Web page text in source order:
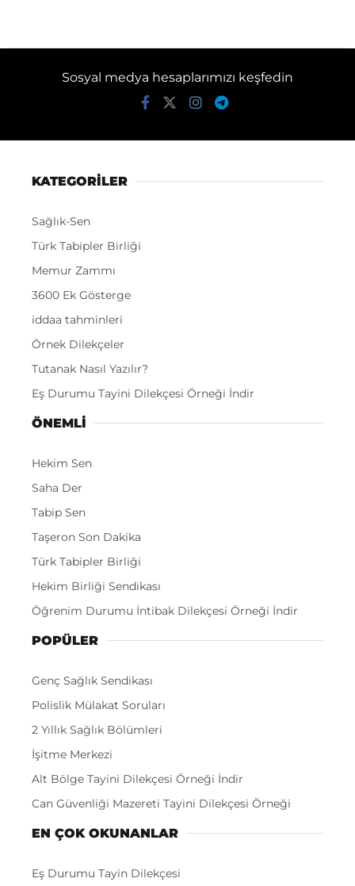
Sosyal medya hesaplarımızı keşfedin
KATEGORİLER
Sağlık-Sen
Türk Tabipler Birliği
Memur Zammı
3600 Ek Gösterge
iddaa tahminleri
Örnek Dilekçeler
Tutanak Nasıl Yazılır?
Eş Durumu Tayini Dilekçesi Örneği İndir
ÖNEMLI
Hekim Sen
Saha Der
Tabip Sen
Taşeron Son Dakika
Türk Tabipler Birliği
Hekim Birliği Sendikası
Öğrenim Durumu İntibak Dilekçesi Örneği İndir
POPÜLER
Genç Sağlık Sendikası
Polislik Mülakat Soruları
2 Yıllık Sağlık Bölümleri
İşitme Merkezi
Alt Bölge Tayini Dilekçesi Örneği İndir
Can Güvenliği Mazereti Tayini Dilekçesi Örneği
EN ÇOK OKUNANLAR
Eş Durumu Tayin Dilekçesi